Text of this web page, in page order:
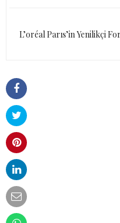
L’oréal Parıs’in Yenilikçi